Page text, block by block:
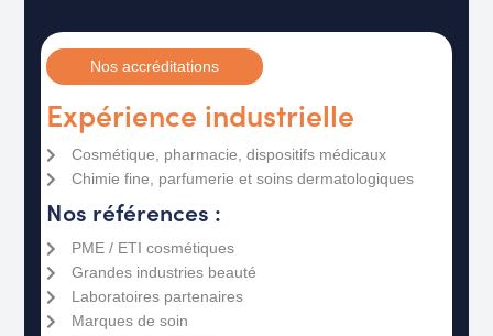
Nos accréditations
Expérience industrielle
Cosmétique, pharmacie, dispositifs médicaux
Chimie fine, parfumerie et soins dermatologiques
Nos références :
PME / ETI cosmétiques
Grandes industries beauté
Laboratoires partenaires
Marques de soin